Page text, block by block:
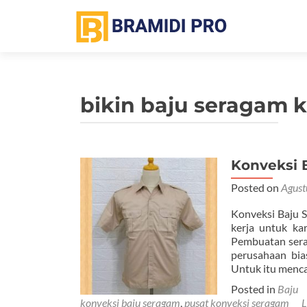
bikin baju seragam
Konveksi
Posted on
Konveksi Baju
kerja untuk
Pembuatan
perusahaan
Untuk itu
Posted in Baju
konveksi baju seragam,pusat konveksi seragam